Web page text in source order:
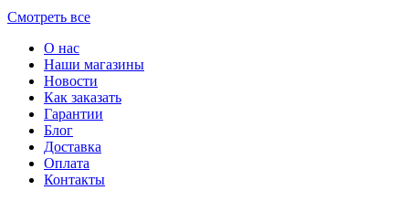
Смотреть все
О нас
Наши магазины
Новости
Как заказать
Гарантии
Блог
Доставка
Оплата
Контакты